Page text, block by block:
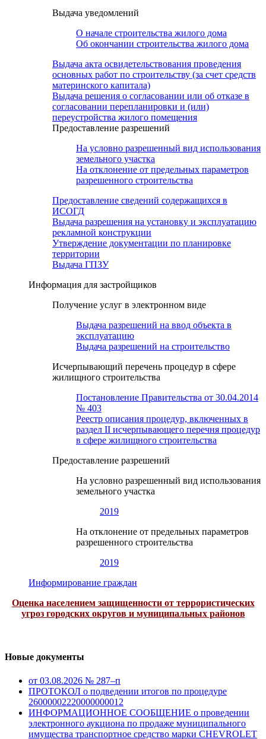
Выдача уведомлений
О начале строительства жилого дома
Об окончании строительства жилого дома
Выдача акта освидетельствования проведения
основных работ по строительству (за счет средств
материнского капитала)
Выдача решения о согласовании или об отказе в
согласовании перепланировки и (или)
переустройства жилого помещения
Предоставление разрешений
На условно разрешенный вид использования
земельного участка
На отклонение от предельных параметров
разрешенного строительства
Предоставление сведений содержащихся в
ИСОГД
Выдача разрешения на установку и эксплуатацию
рекламной конструкции
Утверждение документации по планировке
территории
Выдача ГПЗУ
Информация для застройщиков
Получение услуг в электронном виде
Выдача разрешений на ввод объекта в
эксплуатацию
Выдача разрешений на строительство
Исчерпывающий перечень процедур в сфере
жилищного строительства
Постановление Правительства от 30.04.2014
№ 403
Реестр описания процедур, включенных в
раздел II исчерпывающего перечня процедур
в сфере жилищного строительства
Предоставление разрешений
На условно разрешенный вид использования
земельного участка
2019
На отклонение от предельных параметров
разрешенного строительства
2019
Информирование граждан
Оценка населением защищенности от террористических
угроз городских округов и муниципальных районов
Новые документы
от 03.08.2026 № 287–п
ПРОТОКОЛ о подведении итогов по процедуре
26000002220000000012
ИНФОРМАЦИОННОЕ СООБЩЕНИЕ о проведении
электронного аукциона по продаже муниципального
имущества транспортное средство марки CHEVROLET